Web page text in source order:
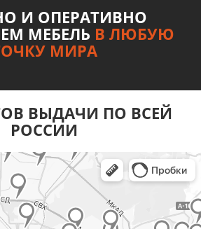
И ОПЕРАТИВНО
МЕБЕЛЬ В ЛЮБУЮ
МИРА
ВЫДАЧИ ПО ВСЕЙ
РОССИИ